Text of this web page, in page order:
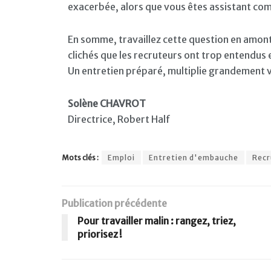
exacerbée, alors que vous êtes assistant
En somme, travaillez cette question en
clichés que les recruteurs ont trop
Un entretien préparé, multiplie grandement
Solène CHAVROT
Directrice, Robert Half
Mots clés : Emploi Entretien d'embauche
Publication précédente
Pour travailler malin : rangez, triez,
priorisez !